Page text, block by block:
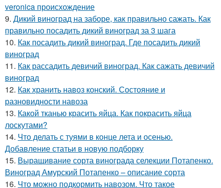
veronica происхождение
9. Дикий виноград на заборе, как правильно сажать. Как
правильно посадить дикий виноград за 3 шага
10. Как посадить дикий виноград. Где посадить дикий
виноград
11. Как рассадить девичий виноград. Как сажать девичий
виноград
12. Как хранить навоз конский. Состояние и
разновидности навоза
13. Какой тканью красить яйца. Как покрасить яйца
лоскутами?
14. Что делать с туями в конце лета и осенью.
Добавление статьи в новую подборку
15. Выращивание сорта винограда селекции Потапенко.
Виноград Амурский Потапенко – описание сорта
16. Что можно подкормить навозом. Что такое